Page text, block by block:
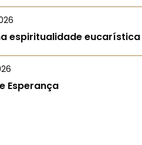
espiritualidade eucarística
Esperança